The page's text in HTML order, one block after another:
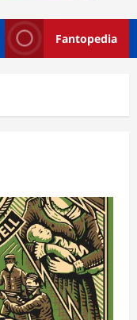
Fantopedia